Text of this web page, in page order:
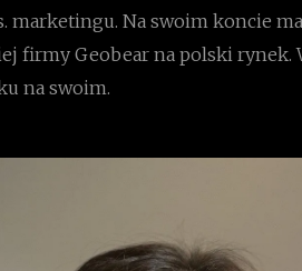
marketingu. Na swoim koncie
firmy Geobear na polski rynek.
na swoim.